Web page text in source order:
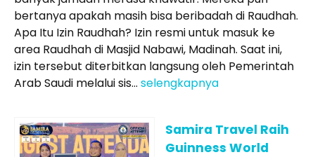
bertanya apakah masih bisa beribadah di Raudhah.
Apa Itu Izin Raudhah? Izin resmi untuk masuk ke
area Raudhah di Masjid Nabawi, Madinah. Saat ini,
izin tersebut diterbitkan langsung oleh Pemerintah
Arab Saudi melalui sis... selengkapnya
Samira Travel Raih
Guinness World